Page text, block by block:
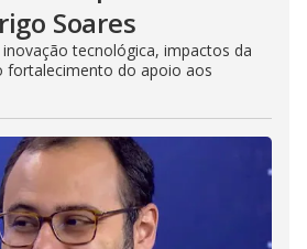
Soares
tecnológica, impactos da
fortalecimento do apoio aos